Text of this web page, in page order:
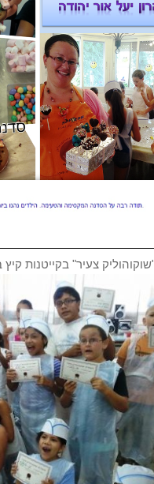
צעיר" בקייטנות